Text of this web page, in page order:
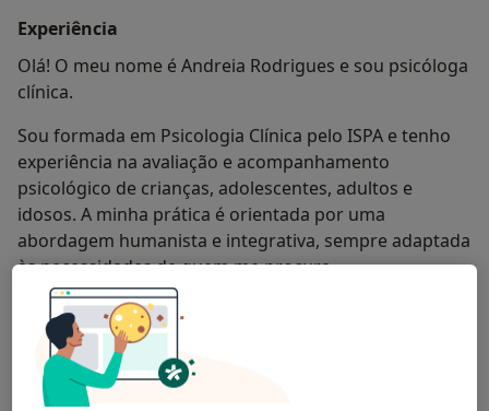
Experiência
Olá! O meu nome é Andreia Rodrigues e sou psicóloga
clínica.
Sou formada em Psicologia Clínica pelo ISPA e tenho
experiência na avaliação e acompanhamento
psicológico de crianças, adolescentes, adultos e
idosos. A minha prática é orientada por uma
abordagem humanista e integrativa, sempre adaptada
às necessidades de quem me procura.
Tenho acompanhado pessoas em diferentes fases da
vida e com diversas dificuldades, como ansiedade,
depressão, luto, perturbações do comportamento,
questões emocionais e relacionais, bem como